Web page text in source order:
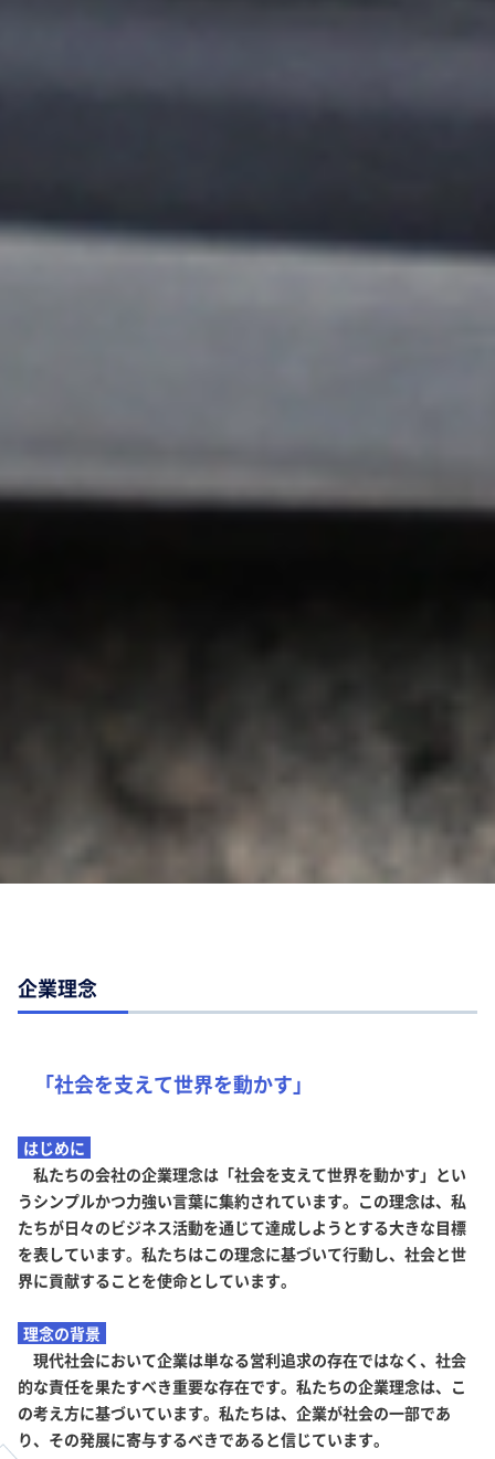
企業理念
「社会を支えて世界を動かす」
はじめに
私たちの会社の企業理念は「社会を支えて世界を動かす」とい
うシンプルかつ力強い言葉に集約されています。この理念は、私
たちが日々のビジネス活動を通じて達成しようとする大きな目標
を表しています。私たちはこの理念に基づいて行動し、社会と世
界に貢献することを使命としています。
理念の背景
現代社会において企業は単なる営利追求の存在ではなく、社会
的な責任を果たすべき重要な存在です。私たちの企業理念は、こ
の考え方に基づいています。私たちは、企業が社会の一部であ
り、その発展に寄与するべきであると信じています。